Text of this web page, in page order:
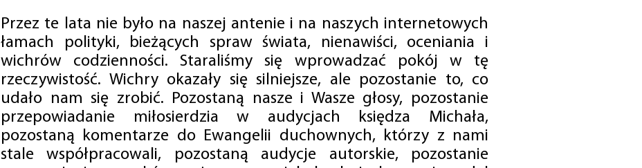
Przez te lata nie było na naszej antenie i na naszych internetowych
łamach polityki, bieżących spraw świata, nienawiści, oceniania i
wichrów codzienności. Staraliśmy się wprowadzać pokój w tę
rzeczywistość. Wichry okazały się silniejsze, ale pozostanie to, co
udało nam się zrobić. Pozostaną nasze i Wasze głosy, pozostanie
przepowiadanie miłosierdzia w audycjach księdza Michała,
pozostaną komentarze do Ewangelii duchownych, którzy z nami
stale współpracowali, pozostaną audycje autorskie, pozostanie